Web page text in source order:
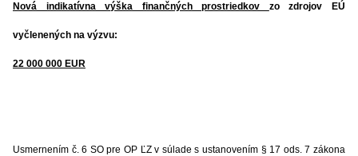
Nová indikatívna výška finančných prostriedkov zo zdrojov EÚ
vyčlenených na výzvu:
22 000 000 EUR
Usmernením č. 6 SO pre OP ĽZ v súlade s ustanovením § 17 ods. 7 zákona